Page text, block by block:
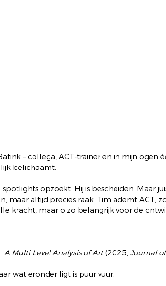
– collega, ACT-trainer en in mijn ogen
belichaamt.
opzoekt. Hij is bescheiden. Maar
maar altijd precies raak. Tim ademt ACT,
kracht, maar o zo belangrijk voor de
A Multi-Level Analysis of Art (2025, Journal
wat eronder ligt is puur vuur.